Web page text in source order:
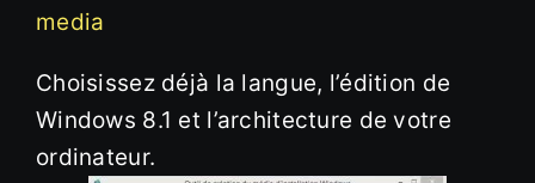
media
Choisissez déjà la langue, l’édition de
Windows 8.1 et l’architecture de votre
ordinateur.